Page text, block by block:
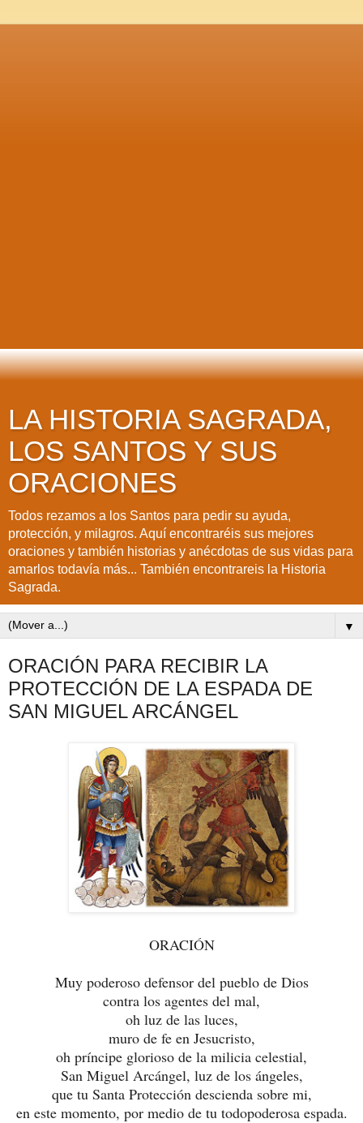
LA HISTORIA SAGRADA,
LOS SANTOS Y SUS
ORACIONES
Todos rezamos a los Santos para pedir su ayuda,
protección, y milagros. Aquí encontraréis sus mejores
oraciones y también historias y anécdotas de sus vidas para
amarlos todavía más... También encontrareis la Historia
Sagrada.
▼
ORACIÓN PARA RECIBIR LA
PROTECCIÓN DE LA ESPADA DE
SAN MIGUEL ARCÁNGEL
ORACIÓN
Muy poderoso defensor del pueblo de Dios
contra los agentes del mal,
oh luz de las luces,
muro de fe en Jesucristo,
oh príncipe glorioso de la milicia celestial,
San Miguel Arcángel, luz de los ángeles,
que tu Santa Protección descienda sobre mi,
en este momento, por medio de tu todopoderosa espada.